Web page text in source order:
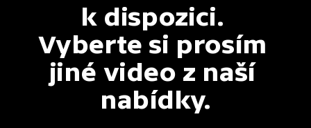
k dispozici.
Vyberte si prosím
jiné video z naší
nabídky.